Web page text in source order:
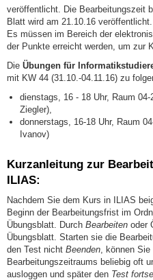
veröffentlicht. Die Bearbeitungszeit
Blatt wird am 21.10.16 veröffentlicht.
Es müssen im Bereich der
der Punkte erreicht werden, um zur
Die Übungen für
mit KW 44 (31.10.-04.11.16) zu
dienstags, 16 - 18 Uhr, Raum
Ziegler),
donnerstags, 16-18 Uhr, Raum
Ivanov)
Kurzanleitung zur
ILIAS:
Nachdem Sie dem Kurs in ILIAS
Beginn der Bearbeitungsfrist im
Übungsblatt. Durch Bearbeiten oder
Übungsblatt. Starten sie die
den Test nicht Beenden , können
Bearbeitungszeitraums beliebig oft
ausloggen und später den Test